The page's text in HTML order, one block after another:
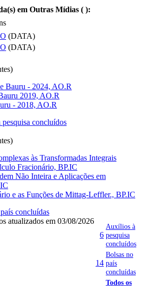
em Outras Mídias ( ):
(DATA)
(DATA)
Bauru - 2024, AO.R
2019, AO.R
- 2018, AO.R
concluídos
às Transformadas Integrais
Fracionário, BP.IC
Não Inteira e Aplicações em
e as Funções de Mittag-Leffler., BP.IC
concluídas
atualizados em 03/08/2026
6
Auxílios à
pesquisa
concluídos
14
Bolsas no
país
concluídas
Todos os